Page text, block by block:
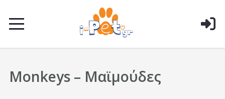
Monkeys – Μαϊμούδες